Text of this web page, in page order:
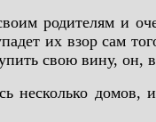
родителям и
их взор сам
свою вину, он,
несколько